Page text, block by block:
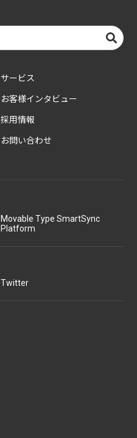
サービス
お客様インタビュー
採用情報
お問い合わせ
Movable Type SmartSync
Platform
Twitter